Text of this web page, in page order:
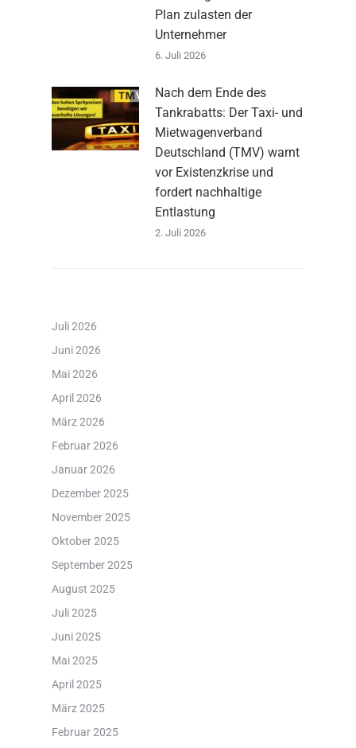
Plan zulasten der
Unternehmer
6. Juli 2026
Nach dem Ende des
Tankrabatts: Der Taxi- und
Mietwagenverband
Deutschland (TMV) warnt
vor Existenzkrise und
fordert nachhaltige
Entlastung
2. Juli 2026
Juli 2026
Juni 2026
Mai 2026
April 2026
März 2026
Februar 2026
Januar 2026
Dezember 2025
November 2025
Oktober 2025
September 2025
August 2025
Juli 2025
Juni 2025
Mai 2025
April 2025
März 2025
Februar 2025